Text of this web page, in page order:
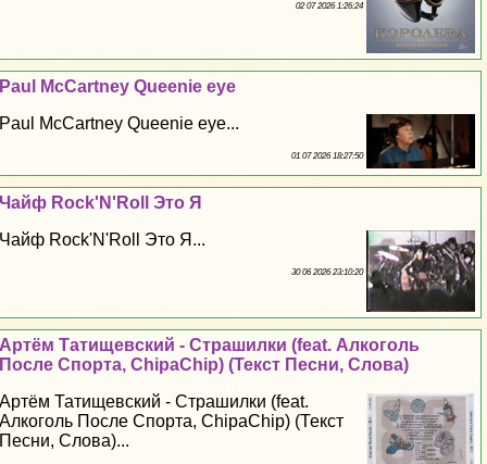
02 07 2026 1:26:24
Paul McCartney Queenie eye
Paul McCartney Queenie eye...
01 07 2026 18:27:50
Чайф Rock'N'Roll Это Я
Чайф Rock'N'Roll Это Я...
30 06 2026 23:10:20
Артём Татищевский - Страшилки (feat. Алкоголь
После Спорта, ChipaChip) (Текст Песни, Слова)
Артём Татищевский - Страшилки (feat.
Алкоголь После Спорта, ChipaChip) (Текст
Песни, Слова)...